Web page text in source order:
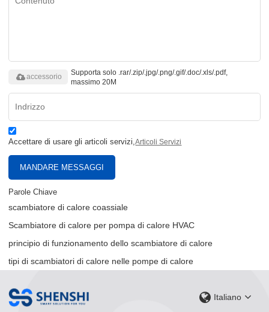
Supporta solo .rar/.zip/.jpg/.png/.gif/.doc/.xls/.pdf,
massimo 20M
accessorio
Accettare di usare gli articoli servizi,Articoli Servizi
MANDARE MESSAGGI
Parole Chiave
scambiatore di calore coassiale
Scambiatore di calore per pompa di calore HVAC
principio di funzionamento dello scambiatore di calore
tipi di scambiatori di calore nelle pompe di calore
Italiano